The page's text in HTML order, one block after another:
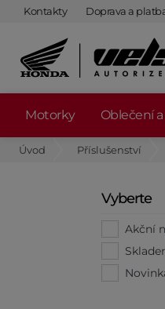
Kontakty Doprava a
Motorky Oblečení
Úvod Příslušenství
Vyberte
Akční